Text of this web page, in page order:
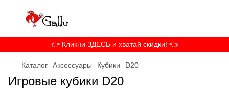
👉 Кликни ЗДЕСЬ и хватай скидки! 👈
Каталог Аксессуары Кубики D20
Игровые кубики D20